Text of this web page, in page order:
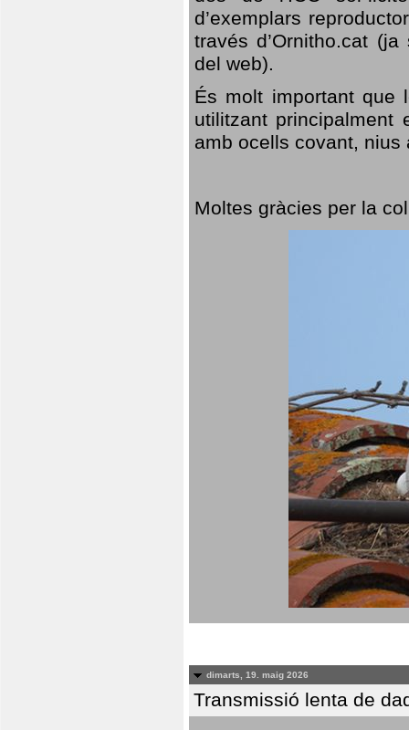
d’exemplars
través d’Ornitho.cat
del web).
És molt important que
utilitzant
amb ocells covant,
Moltes gràcies per la
dimarts, 19. maig 2026
Transmissió lenta de